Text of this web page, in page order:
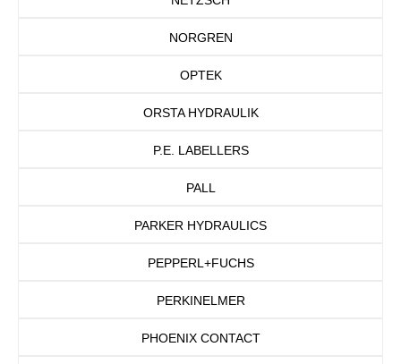
NORGREN
OPTEK
ORSTA HYDRAULIK
P.E. LABELLERS
PALL
PARKER HYDRAULICS
PEPPERL+FUCHS
PERKINELMER
PHOENIX CONTACT